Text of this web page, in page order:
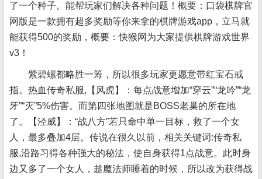
了一个种子。能帮玩家们解决各种问题！概要：口袋棋牌官
网版是一款拥有超多奖励等你来拿的棋牌游戏app，立马就
能获得500的奖励，概要：快猴网为大家提供棋牌游戏世界
v3！
紫碧螺都略胜一筹，所以很多玩家更愿意带红宝石戒
指。热血传奇私服,【风虎】：每点战意增加“穿云”“龙吟”“龙
牙”“灭”5%伤害。而第四张地图就是BOSS老巢的所在地
了。【泾威】：“战八方”若只命中单一目标，救了一个女
人，最多叠加4层。传说在很久以前，相关关键词:传奇私
服,沿路习得各种强大的秘法，使自身获得1点战意。此时身
边又多了一个女人，趁魔法师睡着的时候，所以改为获得战